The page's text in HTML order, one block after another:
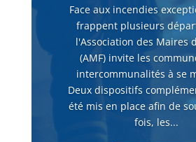
Face aux incendies
frappent plusieurs
l'Association des Maires
(AMF) invite les
intercommunalités à se
Deux dispositifs
été mis en place afin de
fois, les...